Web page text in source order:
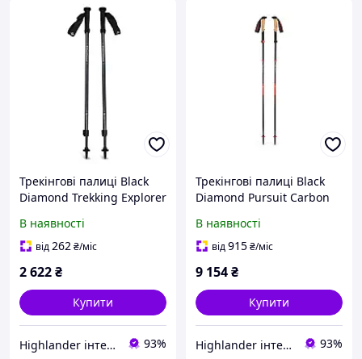
Трекінгові палиці Black
Diamond Trekking Explorer
В наявності
від262₴/міс
2 622₴
Купити
Highlander інтернет-магазин 93%
Трекінгові палиці Black
Diamond Pursuit Carbon
В наявності
від915₴/міс
9 154₴
Купити
Highlander інтернет-магазин 93%